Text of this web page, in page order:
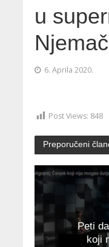
u
6. Aprila 2020.
Post Views: 848
Preporučeni
Peti
koji